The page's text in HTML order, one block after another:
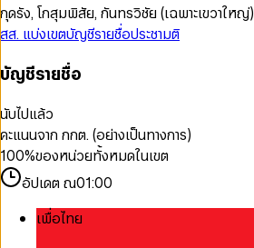
กุดรัง, โกสุมพิสัย, กันทรวิชัย (เฉพาะเขวาใหญ่)
สส. แบ่งเขตบัญชีรายชื่อประชามติ
บัญชีรายชื่อ
นับไปแล้ว
คะแนนจาก กกต. (อย่างเป็นทางการ)
100%ของหน่วยทั้งหมดในเขต
อัปเดต ณ01:00
เพื่อไทย